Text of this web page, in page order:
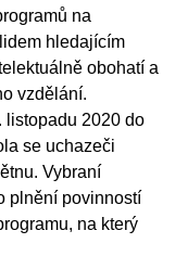
na
hledajícím
obohatí a
vzdělání.
listopadu 2020 do
se uchazeči
Vybraní
plnění povinností
na který